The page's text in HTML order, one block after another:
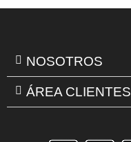
NOSOTROS
ÁREA CLIENTES